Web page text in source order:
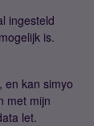
ingesteld
is.
en kan simyo
met mijn
let.